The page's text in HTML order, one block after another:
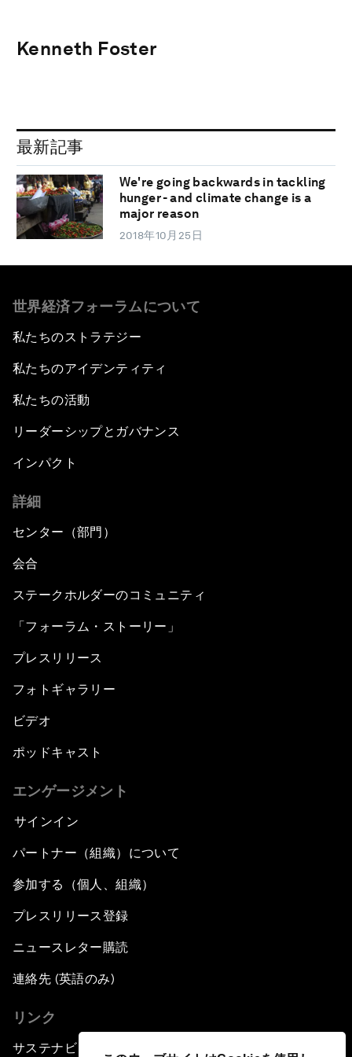
Kenneth Foster
最新記事
We're going backwards in tackling
hunger - and climate change is a
major reason
2018年10月25日
世界経済フォーラムについて
私たちのストラテジー
私たちのアイデンティティ
私たちの活動
リーダーシップとガバナンス
インパクト
詳細
センター（部門）
会合
ステークホルダーのコミュニティ
「フォーラム・ストーリー」
プレスリリース
フォトギャラリー
ビデオ
ポッドキャスト
エンゲージメント
サインイン
パートナー（組織）について
参加する（個人、組織）
プレスリリース登録
ニュースレター購読
連絡先 (英語のみ)
リンク
サステナビリティへの取り組み